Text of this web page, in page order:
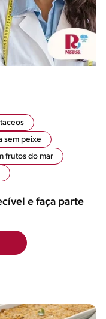
sem peixe
frutos do mar
e faça parte